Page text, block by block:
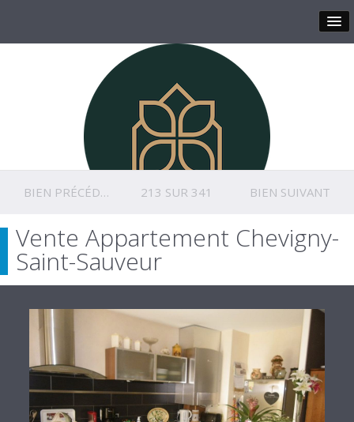
BIEN PRÉCÉDENT 213 SUR 341 BIEN SUIVANT
Vente Appartement Chevigny-
Saint-Sauveur